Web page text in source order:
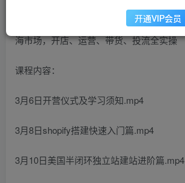
课程内容：
3月6日开营仪式及学习须知.mp4
3月8日shopify搭建快速入门篇.mp4
3月10日美国半闭环独立站建站进阶篇.mp4
开通VIP会员